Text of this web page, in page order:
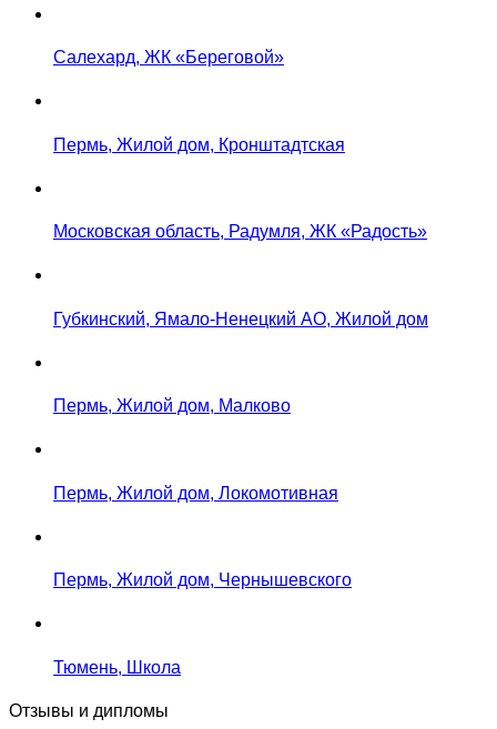
Салехард, ЖК «Береговой»
Пермь, Жилой дом, Кронштадтская
Московская область, Радумля, ЖК «Радость»
Губкинский, Ямало-Ненецкий АО, Жилой дом
Пермь, Жилой дом, Малково
Пермь, Жилой дом, Локомотивная
Пермь, Жилой дом, Чернышевского
Тюмень, Школа
Отзывы и дипломы